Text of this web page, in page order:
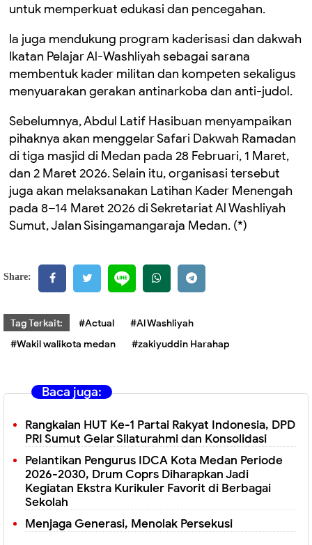
untuk memperkuat edukasi dan pencegahan.
Ia juga mendukung program kaderisasi dan dakwah
Ikatan Pelajar Al-Washliyah sebagai sarana
membentuk kader militan dan kompeten sekaligus
menyuarakan gerakan antinarkoba dan anti-judol.
Sebelumnya, Abdul Latif Hasibuan menyampaikan
pihaknya akan menggelar Safari Dakwah Ramadan
di tiga masjid di Medan pada 28 Februari, 1 Maret,
dan 2 Maret 2026. Selain itu, organisasi tersebut
juga akan melaksanakan Latihan Kader Menengah
pada 8–14 Maret 2026 di Sekretariat Al Washliyah
Sumut, Jalan Sisingamangaraja Medan. (*)
Share:
Tag Terkait: #Actual
#Al Washliyah
#Wakil walikota medan
#zakiyuddin Harahap
Baca juga:
Rangkaian HUT Ke-1 Partai Rakyat Indonesia, DPD
PRI Sumut Gelar Silaturahmi dan Konsolidasi
Pelantikan Pengurus IDCA Kota Medan Periode
2026-2030, Drum Coprs Diharapkan Jadi
Kegiatan Ekstra Kurikuler Favorit di Berbagai
Sekolah
Menjaga Generasi, Menolak Persekusi